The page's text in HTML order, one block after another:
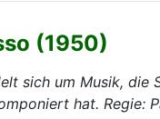
(1950)
sich um Musik, die
hat. Regie: